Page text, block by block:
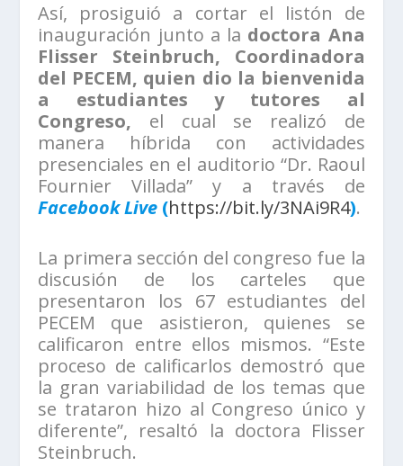
Así, prosiguió a cortar el listón de
inauguración junto a la doctora Ana
Flisser Steinbruch, Coordinadora
del PECEM, quien dio la bienvenida
a estudiantes y tutores al
Congreso, el cual se realizó de
manera híbrida con actividades
presenciales en el auditorio “Dr. Raoul
Fournier Villada” y a través de
Facebook Live (https://bit.ly/3NAi9R4).
La primera sección del congreso fue la
discusión de los carteles que
presentaron los 67 estudiantes del
PECEM que asistieron, quienes se
calificaron entre ellos mismos. “Este
proceso de calificarlos demostró que
la gran variabilidad de los temas que
se trataron hizo al Congreso único y
diferente”, resaltó la doctora Flisser
Steinbruch.